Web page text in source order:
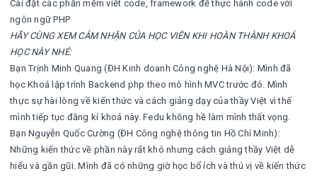
Cài đặt các phần mềm viết code, framework để thực hành code với
ngôn ngữ PHP
HÃY CÙNG XEM CẢM NHẬN CỦA HỌC VIÊN KHI HOÀN THÀNH KHOÁ
HỌC NÀY NHÉ:
Bạn Trịnh Minh Quang (ĐH Kinh doanh Công nghệ Hà Nội): Mình đã
học Khoá lập trình Backend php theo mô hình MVC trước đó. Mình
thực sự hài lòng về kiến thức và cách giảng dạy của thầy Việt vì thế
mình tiếp tục đăng kí khoá này. Fedu không hề làm mình thất vọng.
Bạn Nguyễn Quốc Cường (ĐH Công nghệ thông tin Hồ Chí Minh):
Những kiến thức về phần này rất khó nhưng cách giảng thầy Việt dễ
hiểu và gần gũi. Mình đã có những giờ học bổ ích và thú vị về kiến thức